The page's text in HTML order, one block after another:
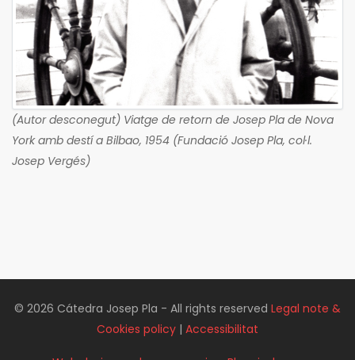
(Autor desconegut) Viatge de retorn de Josep Pla de Nova
York amb destí a Bilbao, 1954 (Fundació Josep Pla, col·l.
Josep Vergés)
© 2026 Cátedra Josep Pla - All rights reserved Legal note &
Cookies policy | Accessibilitat